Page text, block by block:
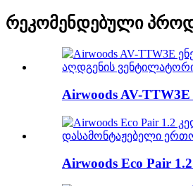
რეკომენდებული
Airwoods AV-TTW3E
Airwoods Eco Pair